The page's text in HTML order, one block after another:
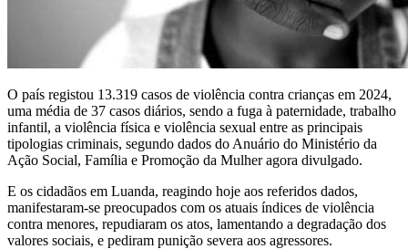
O país registou 13.319 casos de violência contra crianças em 2024,
uma média de 37 casos diários, sendo a fuga à paternidade, trabalho
infantil, a violência física e violência sexual entre as principais
tipologias criminais, segundo dados do Anuário do Ministério da
Ação Social, Família e Promoção da Mulher agora divulgado.
E os cidadãos em Luanda, reagindo hoje aos referidos dados,
manifestaram-se preocupados com os atuais índices de violência
contra menores, repudiaram os atos, lamentando a degradação dos
valores sociais, e pediram punição severa aos agressores.